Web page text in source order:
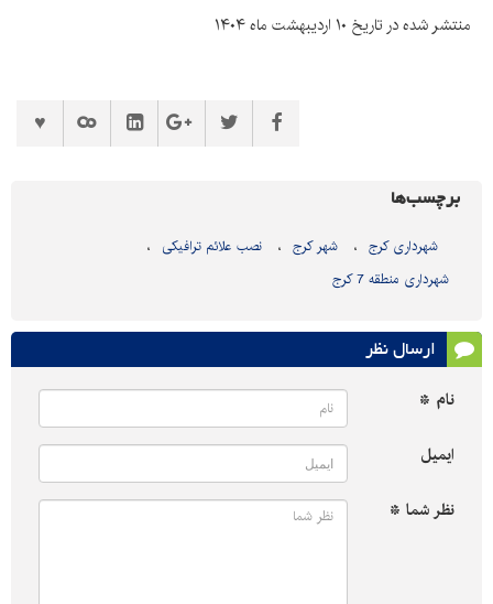
منتشر شده در تاریخ ۱۰ اردیبهشت ماه ۱۴۰۴
برچسب‌ها
شهرداری کرج شهر کرج
نصب علائم ترافیکی
شهرداری منطقه 7 کرج
ارسال نظر
نام *
ایمیل
نظر شما *